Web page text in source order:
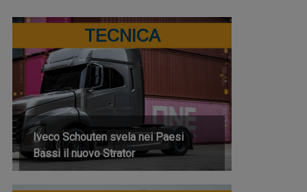
TECNICA
Iveco Schouten svela nei Paesi
Bassi il nuovo Strator